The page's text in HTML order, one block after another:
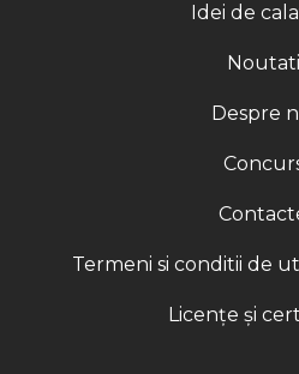
Idei de
Noutati
Despre
Termeni si conditii de
Licențe și